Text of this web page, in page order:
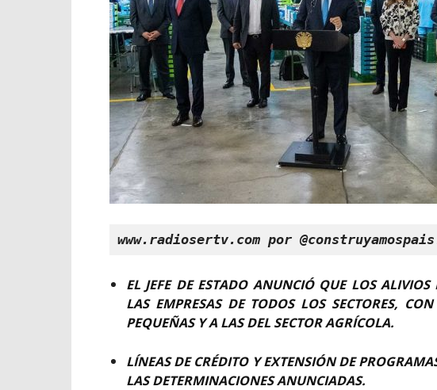
www.radiosertv.com por
EL JEFE DE ESTADO ANUNCIÓ QUE LOS
LAS EMPRESAS DE TODOS LOS SECTORES,
PEQUEÑAS Y A LAS DEL SECTOR AGRÍCOLA.
LÍNEAS DE CRÉDITO Y EXTENSIÓN DE
LAS DETERMINACIONES ANUNCIADAS.